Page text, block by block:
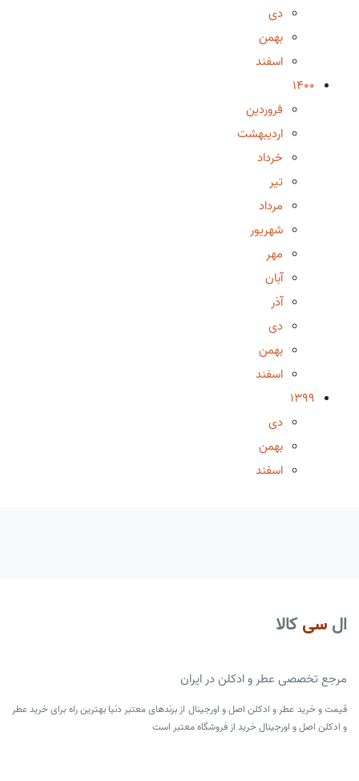
دی
بهمن
اسفند
1400
فروردین
اردیبهشت
خرداد
تیر
مرداد
شهریور
مهر
آبان
آذر
دی
بهمن
اسفند
1399
دی
بهمن
اسفند
ال سی کالا
مرجع تخصصی عطر و ادکلن در ایران
قیمت و خرید عطر و ادکلن اصل و اورجینال از برندهای معتبر دنیا بهترین راه برای خرید عطر
و ادکلن اصل و اورجینال خرید از فروشگاه معتبر است